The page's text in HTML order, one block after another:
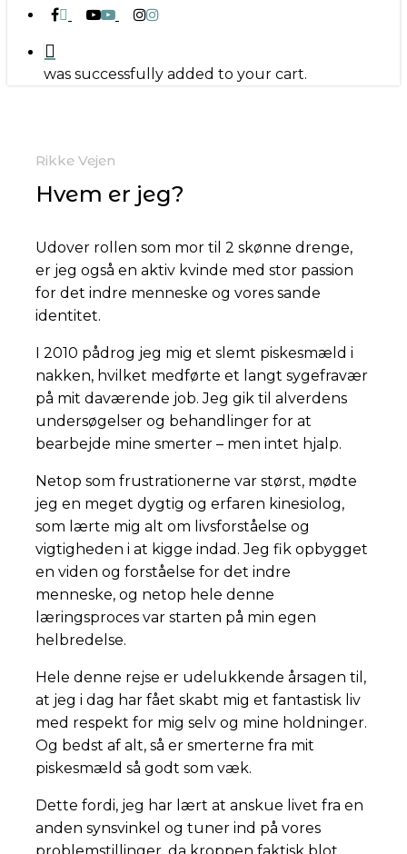
FACEBOOK
YOUTUBEINSTAGRAM
was successfully added to your cart.
Rikke Vejen
Hvem er jeg?
Udover rollen som mor til 2 skønne drenge,
er jeg også en aktiv kvinde med stor passion
for det indre menneske og vores sande
identitet.
I 2010 pådrog jeg mig et slemt piskesmæld i
nakken, hvilket medførte et langt sygefravær
på mit daværende job. Jeg gik til alverdens
undersøgelser og behandlinger for at
bearbejde mine smerter – men intet hjalp.
Netop som frustrationerne var størst, mødte
jeg en meget dygtig og erfaren kinesiolog,
som lærte mig alt om livsforståelse og
vigtigheden i at kigge indad. Jeg fik opbygget
en viden og forståelse for det indre
menneske, og netop hele denne
læringsproces var starten på min egen
helbredelse.
Hele denne rejse er udelukkende årsagen til,
at jeg i dag har fået skabt mig et fantastisk liv
med respekt for mig selv og mine holdninger.
Og bedst af alt, så er smerterne fra mit
piskesmæld så godt som væk.
Dette fordi, jeg har lært at anskue livet fra en
anden synsvinkel og tuner ind på vores